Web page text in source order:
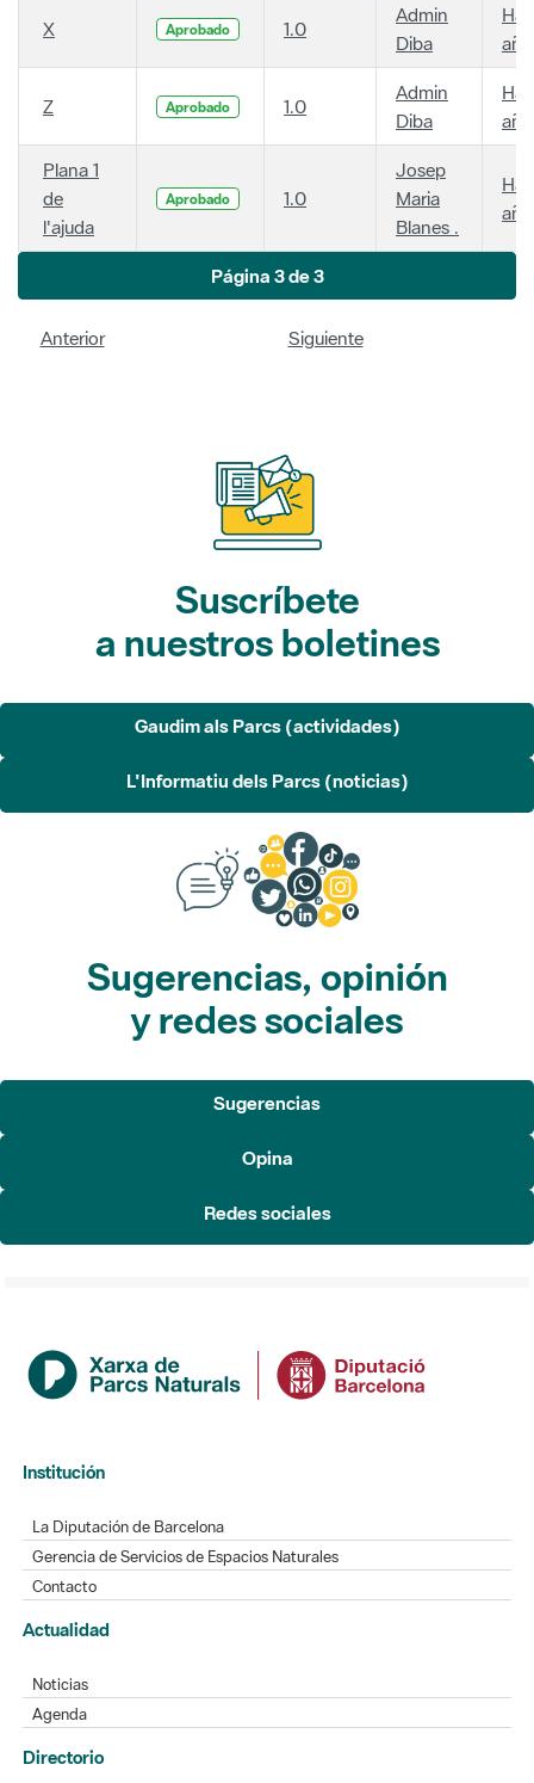
X Aprobado 1.0
Admin
Diba
Z Aprobado 1.0
Admin
Diba
Plana 1
de
l'ajuda
Aprobado 1.0
Josep
Maria
Blanes .
Página 3 de 3
Anterior Siguiente
Suscríbete
a nuestros boletines
Gaudim als Parcs (actividades)
L'Informatiu dels Parcs (noticias)
Sugerencias, opinión
y redes sociales
Sugerencias
Opina
Redes sociales
Institución
La Diputación de Barcelona
Gerencia de Servicios de Espacios Naturales
Contacto
Actualidad
Noticias
Agenda
Directorio